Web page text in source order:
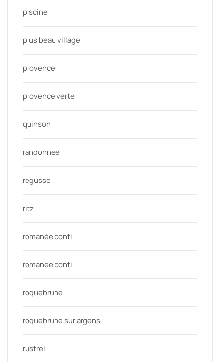
piscine
plus beau village
provence
provence verte
quinson
randonnee
regusse
ritz
romanée conti
romanee conti
roquebrune
roquebrune sur argens
rustrel